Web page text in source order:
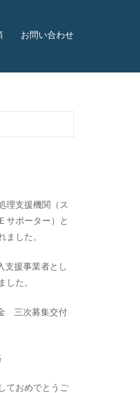
お問い合わせ
理支援機関（ス
サポーター）と
ました。
支援事業者とし
した。
三次募集交付
ておめでとうご